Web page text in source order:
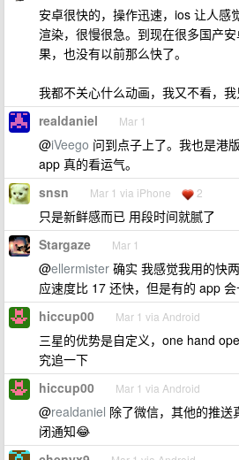
安卓很快的，操作迅速，ios 让人感
渲染，很慢很急。到现在很多国产
果，也没有以前那么快了。
我都不关心什么动画，我又不看，
realdaniel Mar 1
@iVeego 问到点子上了。我也是港
app 真的看运气。
snsn Mar 1 via iPhone 2
只是新鲜感而已 用段时间就腻了
Stargaze Mar 1
@ellermister 确实 我感觉我用的快
应速度比 17 还快，但是有的 app
hiccup00 Mar 1 via Android
三星的优势是自定义，one hand
究追一下
hiccup00 Mar 1 via Android
@realdaniel 除了微信，其他的推送
闭通知😂